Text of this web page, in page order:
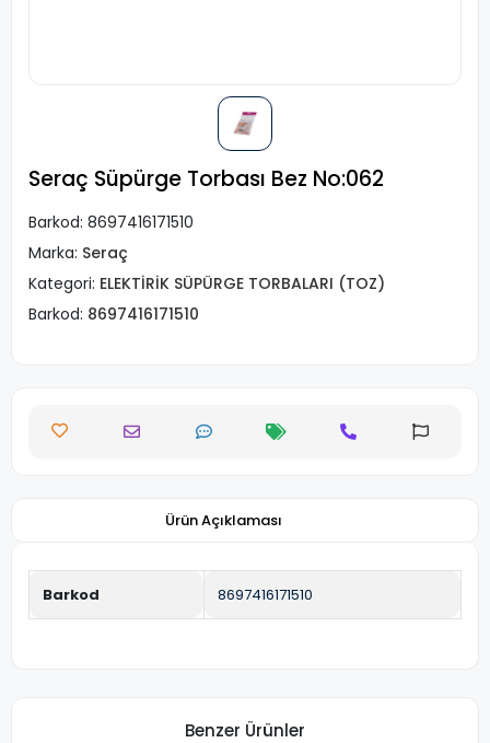
Seraç Süpürge Torbası Bez No:062
Barkod: 8697416171510
Marka: Seraç
Kategori: ELEKTİRİK SÜPÜRGE TORBALARI (TOZ)
Barkod: 8697416171510
Ürün Açıklaması
Barkod 8697416171510
Benzer Ürünler